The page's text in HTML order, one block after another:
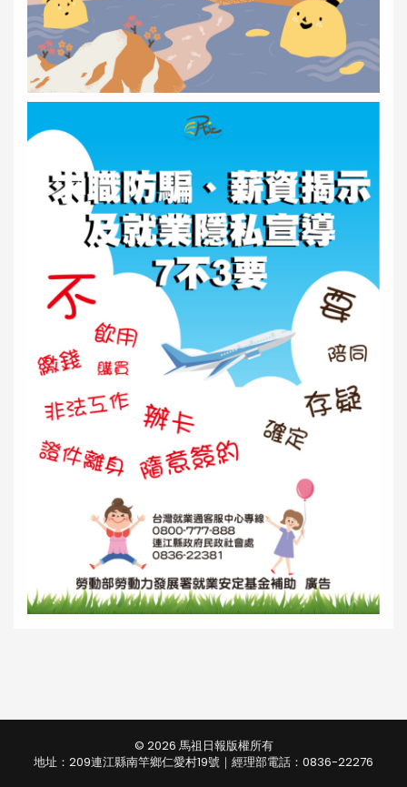
© 2026 馬祖日報版權所有
地址：209連江縣南竿鄉仁愛村19號｜經理部電話：0836-22276